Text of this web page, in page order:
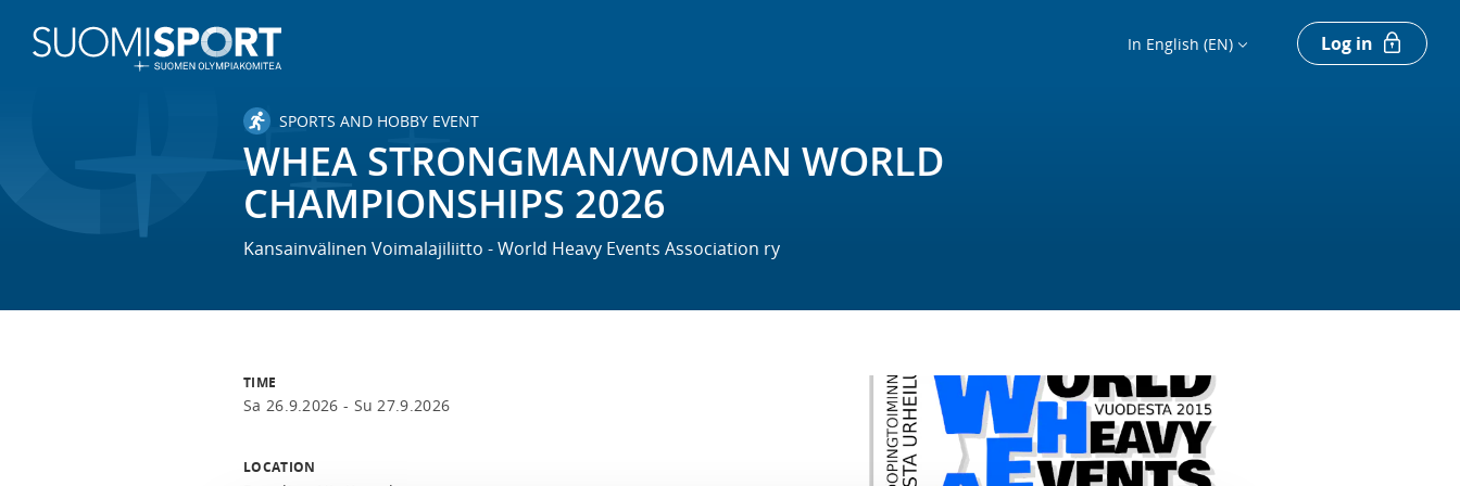
In English (EN) Log in
SPORTS AND HOBBY EVENT
WHEA STRONGMAN/WOMAN WORLD
CHAMPIONSHIPS 2026
Kansainvälinen Voimalajiliitto - World Heavy Events Association ry
TIME
Sa 26.9.2026 - Su 27.9.2026
LOCATION